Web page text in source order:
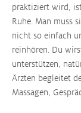
praktiziert wird,
Ruhe. Man muss
nicht so einfach
reinhören. Du
unterstützen,
Ärzten begleitet
Massagen,